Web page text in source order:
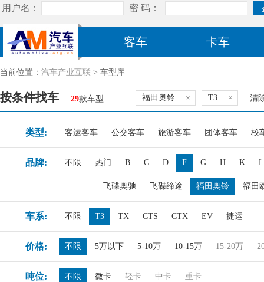
客车 卡车
当前位置： 汽车产业互联 > 车型库
按条件找车 29款车型 福田奥铃 × T3 × 清
类型: 客运客车 公交客车 旅游客车 团体客车 校
品牌: 不限 热门 B C D F G H K L
飞碟奥驰 飞碟缔途 福田奥铃 福田
车系: 不限 T3 TX CTS CTX EV 捷运
价格: 不限 5万以下 5-10万 10-15万 15-20万
吨位: 不限 微卡 轻卡 中卡 重卡